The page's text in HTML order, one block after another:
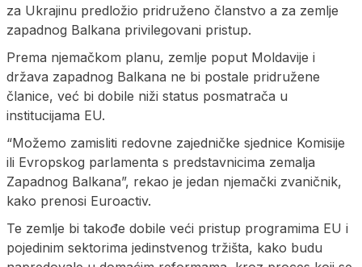
za Ukrajinu predložio pridruženo članstvo a za zemlje
zapadnog Balkana privilegovani pristup.
Prema njemačkom planu, zemlje poput Moldavije i
država zapadnog Balkana ne bi postale pridružene
članice, već bi dobile niži status posmatrača u
institucijama EU.
“Možemo zamisliti redovne zajedničke sjednice Komisije
ili Evropskog parlamenta s predstavnicima zemalja
Zapadnog Balkana”, rekao je jedan njemački zvaničnik,
kako prenosi Euroactiv.
Te zemlje bi takođe dobile veći pristup programima EU i
pojedinim sektorima jedinstvenog tržišta, kako budu